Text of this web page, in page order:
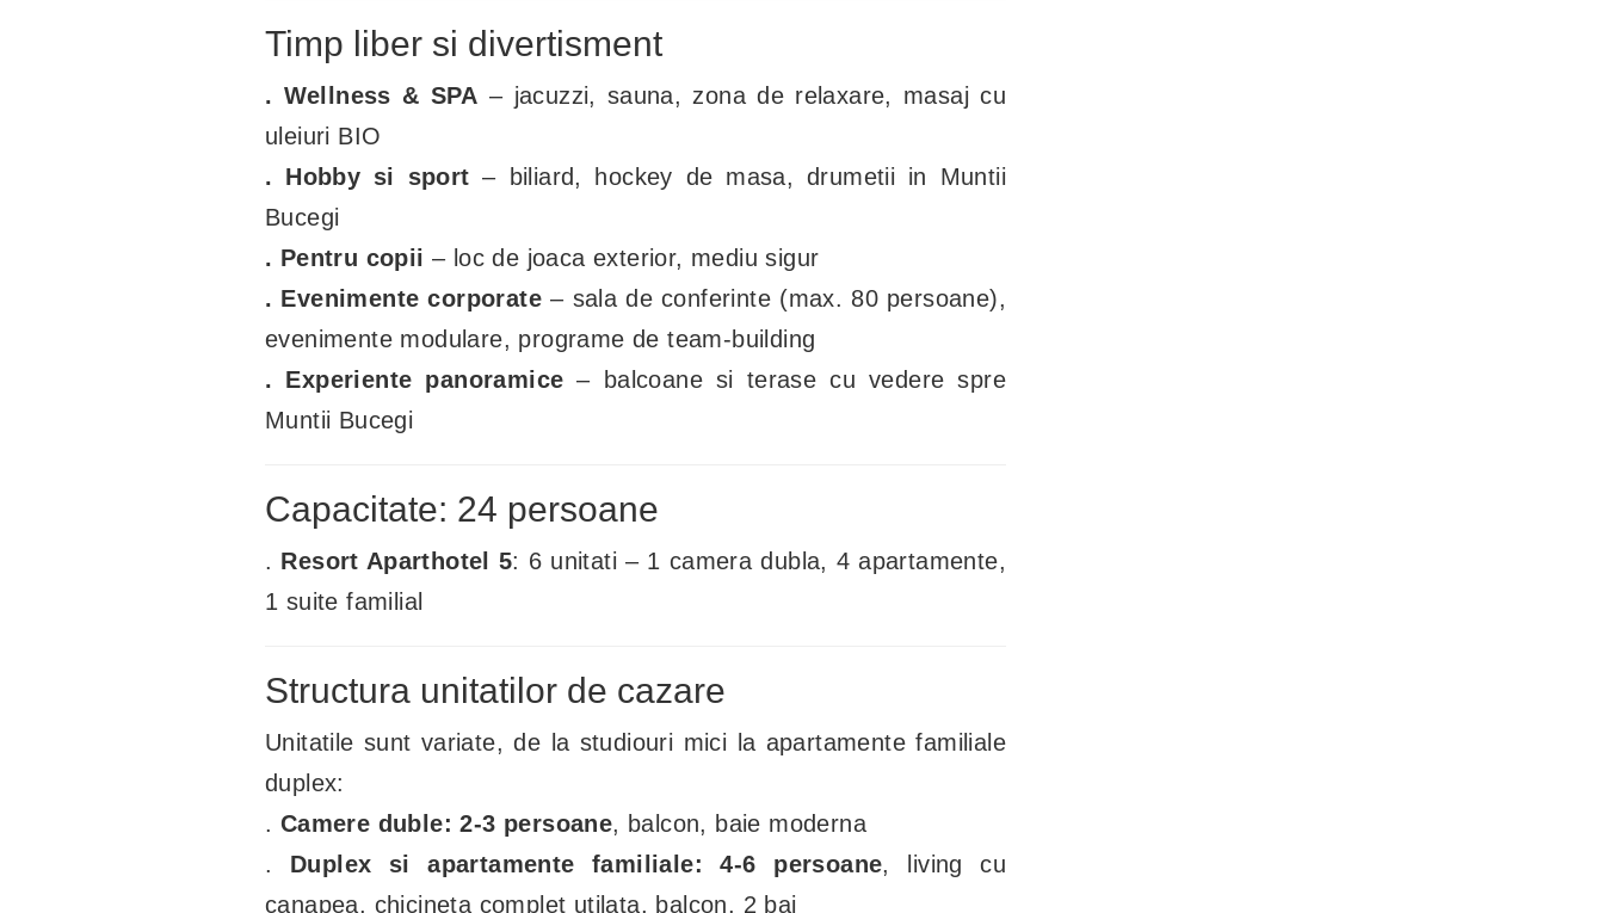
Timp liber si divertisment
. Wellness & SPA – jacuzzi, sauna, zona de relaxare, masaj cu
uleiuri BIO
. Hobby si sport – biliard, hockey de masa, drumetii in Muntii
Bucegi
. Pentru copii – loc de joaca exterior, mediu sigur
. Evenimente corporate – sala de conferinte (max. 80 persoane),
evenimente modulare, programe de team-building
. Experiente panoramice – balcoane si terase cu vedere spre
Muntii Bucegi
Capacitate: 24 persoane
. Resort Aparthotel 5: 6 unitati – 1 camera dubla, 4 apartamente,
1 suite familial
Structura unitatilor de cazare
Unitatile sunt variate, de la studiouri mici la apartamente familiale
duplex:
. Camere duble: 2-3 persoane, balcon, baie moderna
. Duplex si apartamente familiale: 4-6 persoane, living cu
canapea, chicineta complet utilata, balcon, 2 bai